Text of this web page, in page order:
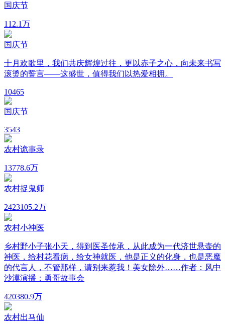
国庆节
11 2.1万
国庆节
十月欢歌里，我们共庆辉煌过往，更以赤子之心，向未来书写
滚烫的誓言——这盛世，值得我们以热爱相拥。
10465
国庆节
3543
农村诡事录
13778.6万
农村捉鬼师
2423105.2万
农村小神医
乡村野小子张小天，得到医圣传承，从此成为一代济世悬壶的
神医，给村花看病，给女神就医，他是正义的化身，也是恶魔
的代言人，不管那样，请别来惹我！美女除外……作者：风中
沙漠演播：勇哥故事会
420380.9万
农村出马仙